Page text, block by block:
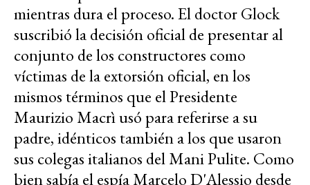
mientras dura el proceso. El doctor Glock
suscribió la decisión oficial de presentar al
conjunto de los constructores como
víctimas de la extorsión oficial, en los
mismos términos que el Presidente
Maurizio Macrì usó para referirse a su
padre, idénticos también a los que usaron
sus colegas italianos del Mani Pulite. Como
bien sabía el espía Marcelo D'Alessio desde